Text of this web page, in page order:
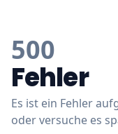
500
Fehler
Es ist ein Fehler
oder versuche es